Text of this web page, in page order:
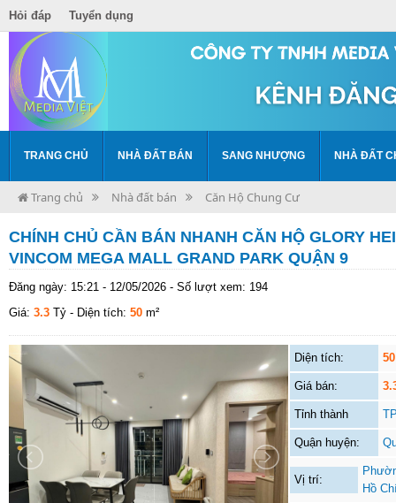
Hỏi đáp Tuyển dụng
TRANG CHỦ NHÀ ĐẤT BÁN SANG NHƯỢNG NHÀ ĐẤT
Trang chủ Nhà đất bán Căn Hộ Chung Cư
CHÍNH CHỦ CẦN BÁN NHANH CĂN HỘ GLORY
VINCOM MEGA MALL GRAND PARK QUẬN 9
Đăng ngày: 15:21 - 12/05/2026 - Số lượt xem: 194
Giá: 3.3 Tỷ - Diện tích: 50 m²
Diện tích: 50
Giá bán:
Tỉnh thành
Quận huyện:
Vị trí:
Hồ